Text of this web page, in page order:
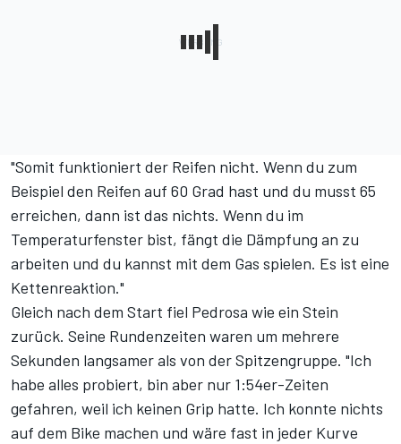
"Somit funktioniert der Reifen nicht. Wenn du zum
Beispiel den Reifen auf 60 Grad hast und du musst 65
erreichen, dann ist das nichts. Wenn du im
Temperaturfenster bist, fängt die Dämpfung an zu
arbeiten und du kannst mit dem Gas spielen. Es ist eine
Kettenreaktion."
Gleich nach dem Start fiel Pedrosa wie ein Stein
zurück. Seine Rundenzeiten waren um mehrere
Sekunden langsamer als von der Spitzengruppe. "Ich
habe alles probiert, bin aber nur 1:54er-Zeiten
gefahren, weil ich keinen Grip hatte. Ich konnte nichts
auf dem Bike machen und wäre fast in jeder Kurve